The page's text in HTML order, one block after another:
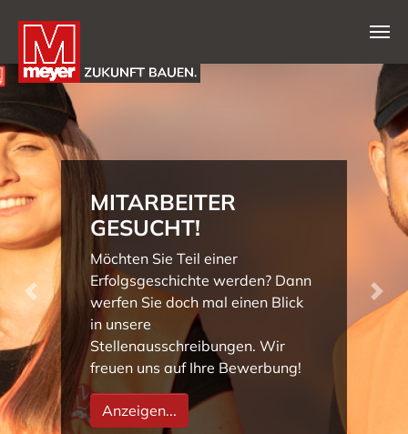
MITARBEITER
GESUCHT!
Möchten Sie Teil einer
Erfolgsgeschichte werden? Dann
werfen Sie doch mal einen Blick
in unsere
Stellenausschreibungen. Wir
freuen uns auf Ihre Bewerbung!
Anzeigen...
Previous Next